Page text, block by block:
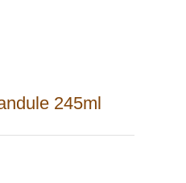
245ml